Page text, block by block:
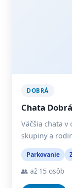
DOBRÁ
Chata
Väčšia chata
skupiny a
Parkovanie
👥 až 15 osôb